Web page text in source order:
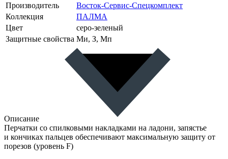
Производитель
Восток-Сервис-Спецкомплект
Коллекция
ПАЛМА
Цвет
серо-зеленый
Защитные свойства Ми, З, Мп
Описание
Перчатки со спилковыми накладками на ладони, запястье
и кончиках пальцев обеспечивают максимальную защиту от
порезов (уровень F)